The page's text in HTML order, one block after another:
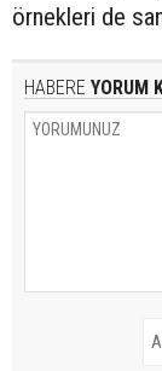
örnekleri de
HABERE YORUM